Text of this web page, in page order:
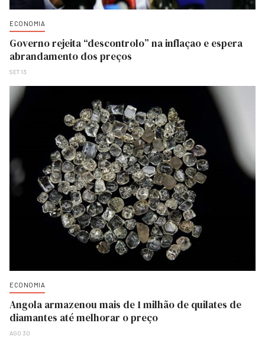
Governo rejeita “descontrolo” na inflaçao e espera
abrandamento dos preços
SET 13
Angola armazenou mais de 1 milhão de quilates de
diamantes até melhorar o preço